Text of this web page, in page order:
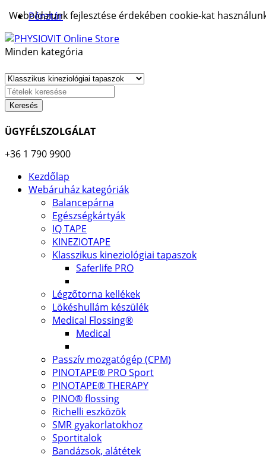
Pénztár
Minden kategória
Keresés
ÜGYFÉLSZOLGÁLAT
+36 1 790 9900
Kezdőlap
Webáruház kategóriák
Balancepárna
Egészségkártyák
IQ TAPE
KINEZIOTAPE
Klasszikus kineziológiai tapaszok
Saferlife PRO
Légzőtorna kellékek
Lökéshullám készülék
Medical Flossing®
Medical
Passzív mozgatógép (CPM)
PINOTAPE® PRO Sport
PINOTAPE® THERAPY
PINO® flossing
Richelli eszközök
SMR gyakorlatokhoz
Sportitalok
Bandázsok, alátétek
Weboldalunk fejlesztése érdekében cookie-kat